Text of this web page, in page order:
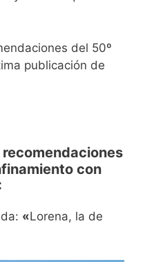
del 50º
publicación de
con
«Lorena, la de